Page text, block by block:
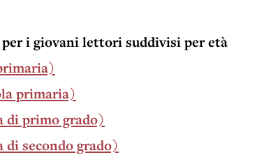
i giovani lettori suddivisi per età
primaria)
di primo grado)
di secondo grado)